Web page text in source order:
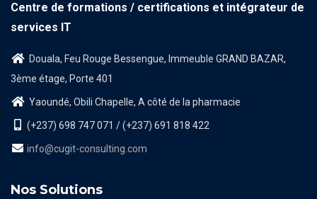
Centre de formations / certifications et intégrateur de
services IT
Douala, Feu Rouge Bessengue, Immeuble GRAND BAZAR,
3ème étage, Porte 401
Yaoundé, Obili Chapelle, A côté de la pharmacie
(+237) 698 747 071 / (+237) 691 818 422
info@cugit-consulting.com
Nos Solutions